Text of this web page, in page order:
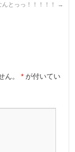
んとっっ！！！！！ →
ん。 * が付いてい